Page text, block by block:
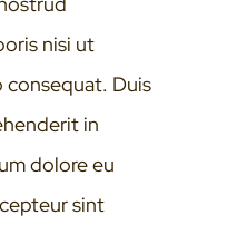
nisi ut
consequat. Duis
in
dolore eu
sint